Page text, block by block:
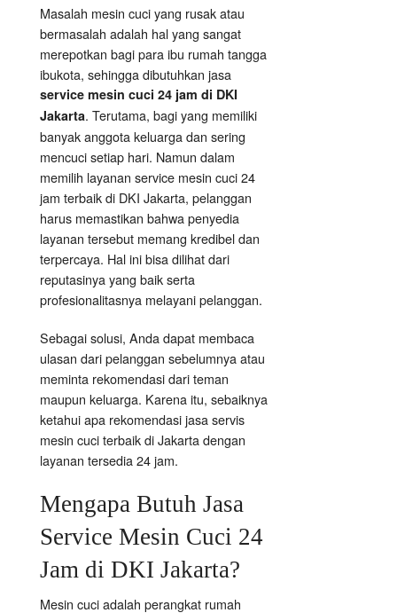
Jam
Di
DKI
Jakarta
Masalah mesin cuci yang rusak atau
bermasalah adalah hal yang sangat
merepotkan bagi para ibu rumah tangga
ibukota, sehingga dibutuhkan jasa
service mesin cuci 24 jam di DKI
Jakarta. Terutama, bagi yang memiliki
banyak anggota keluarga dan sering
mencuci setiap hari. Namun dalam
memilih layanan service mesin cuci 24
jam terbaik di DKI Jakarta, pelanggan
harus memastikan bahwa penyedia
layanan tersebut memang kredibel dan
terpercaya. Hal ini bisa dilihat dari
reputasinya yang baik serta
profesionalitasnya melayani pelanggan.
Sebagai solusi, Anda dapat membaca
ulasan dari pelanggan sebelumnya atau
meminta rekomendasi dari teman
maupun keluarga. Karena itu, sebaiknya
ketahui apa rekomendasi jasa servis
mesin cuci terbaik di Jakarta dengan
layanan tersedia 24 jam.
Mengapa Butuh Jasa
Service Mesin Cuci 24
Jam di DKI Jakarta?
Mesin cuci adalah perangkat rumah